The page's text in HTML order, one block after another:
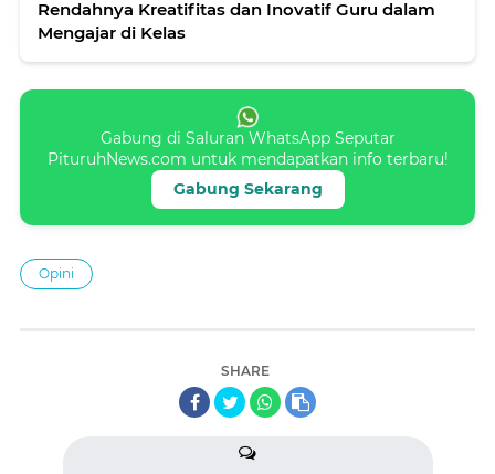
Rendahnya Kreatifitas dan Inovatif Guru dalam
Mengajar di Kelas
Gabung di Saluran WhatsApp Seputar
PituruhNews.com untuk mendapatkan info terbaru!
Gabung Sekarang
Opini
SHARE